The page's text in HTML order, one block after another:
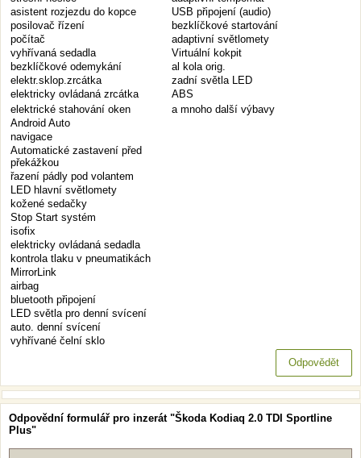
asistent rozjezdu do kopce
posilovač řízení
počítač
vyhřívaná sedadla
bezklíčkové odemykání
elektr.sklop.zrcátka
elektricky ovládaná zrcátka
USB připojení (audio)
bezklíčkové startování
adaptivní světlomety
Virtuální kokpit
al kola orig.
zadní světla LED
ABS
elektrické stahování oken
Android Auto
navigace
Automatické zastavení před
překážkou
řazení pádly pod volantem
LED hlavní světlomety
kožené sedačky
Stop Start systém
isofix
elektricky ovládaná sedadla
kontrola tlaku v pneumatikách
MirrorLink
airbag
bluetooth připojení
LED světla pro denní svícení
auto. denní svícení
vyhřívané čelní sklo
a mnoho další výbavy
Odpovědět
Odpovědní formulář pro inzerát "Škoda Kodiaq 2.0 TDI Sportline
Plus"